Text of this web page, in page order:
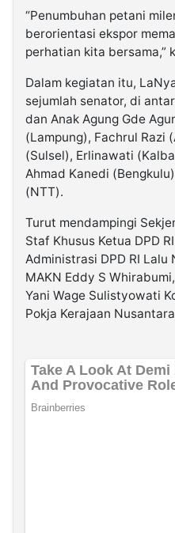
“Penumbuhan petani
berorientasi ekspor
perhatian kita bersama,”
Dalam kegiatan itu,
sejumlah senator, di
dan Anak Agung Gde
(Lampung), Fachrul Razi
(Sulsel), Erlinawati
Ahmad Kanedi
(NTT).
Turut mendampingi
Staf Khusus Ketua DPD
Administrasi DPD RI Lalu
MAKN Eddy S
Yani Wage Sulistyowati
Pokja Kerajaan